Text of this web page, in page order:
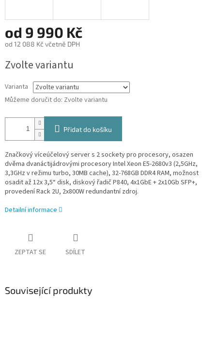
od 9 990 Kč
od 12 088 Kč včetně DPH
cena:
Zvolte variantu
Varianta
Můžeme doručit do: Zvolte variantu
Přidat do košíku
Značkový víceúčelový server s 2 sockety pro procesory, osazen
dvěma dvanáctijádrovými procesory Intel Xeon E5-2680v3 (2,5GHz,
3,3GHz v režimu turbo, 30MB cache), 32-768GB DDR4 RAM, možnost
osadit až 12x 3,5“ disk, diskový řadič P840, 4x1GbE + 2x10Gb SFP+,
provedení Rack 2U, 2x800W redundantní zdroj.
Detailní informace
ZEPTAT SE SDÍLET
Související produkty